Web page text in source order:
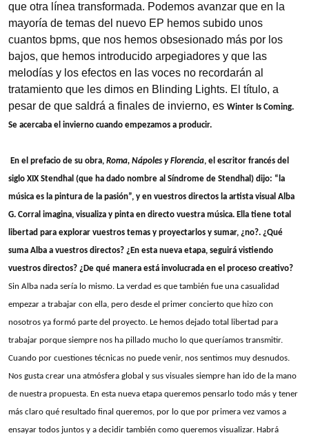
que otra línea transformada. Podemos avanzar que en la
mayoría de temas del nuevo EP hemos subido unos
cuantos bpms, que nos hemos obsesionado más por los
bajos, que hemos introducido arpegiadores y que las
melodías y los efectos en las voces no recordarán al
tratamiento que les dimos en Blinding Lights. El título, a
pesar de que saldrá a finales de invierno, es Winter Is Coming.
Se acercaba el invierno cuando empezamos a producir.
En el prefacio de su obra, Roma, Nápoles y Florencia, el escritor francés del
siglo XIX Stendhal (que ha dado nombre al Síndrome de Stendhal) dijo: “la
música es la pintura de la pasión”, y en vuestros directos la artista visual Alba
G. Corral imagina, visualiza y pinta en directo vuestra música. Ella tiene total
libertad para explorar vuestros temas y proyectarlos y sumar, ¿no?. ¿Qué
suma Alba a vuestros directos? ¿En esta nueva etapa, seguirá vistiendo
vuestros directos? ¿De qué manera está involucrada en el proceso creativo?
Sin Alba nada sería lo mismo. La verdad es que también fue una casualidad
empezar a trabajar con ella, pero desde el primer concierto que hizo con
nosotros ya formó parte del proyecto. Le hemos dejado total libertad para
trabajar porque siempre nos ha pillado mucho lo que queríamos transmitir.
Cuando por cuestiones técnicas no puede venir, nos sentimos muy desnudos.
Nos gusta crear una atmósfera global y sus visuales siempre han ido de la mano
de nuestra propuesta. En esta nueva etapa queremos pensarlo todo más y tener
más claro qué resultado final queremos, por lo que por primera vez vamos a
ensayar todos juntos y a decidir también como queremos visualizar. Habrá